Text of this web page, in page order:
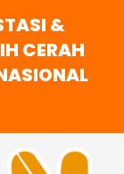
&
CERAH